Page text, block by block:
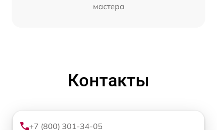
мастера
Контакты
+7 (800) 301-34-05